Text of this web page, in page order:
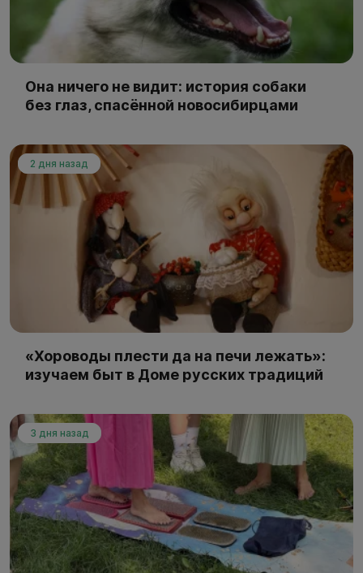
Она ничего не видит: история собаки
без глаз, спасённой новосибирцами
2 дня назад
«Хороводы плести да на печи лежать»:
изучаем быт в Доме русских традиций
3 дня назад